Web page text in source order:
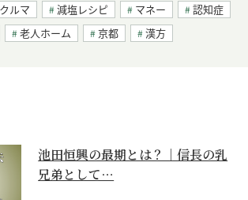
クルマ 減塩レシピ マネー
認知症
老人ホーム 京都 漢方
池田恒興の最期とは？｜信長の乳
兄弟として…